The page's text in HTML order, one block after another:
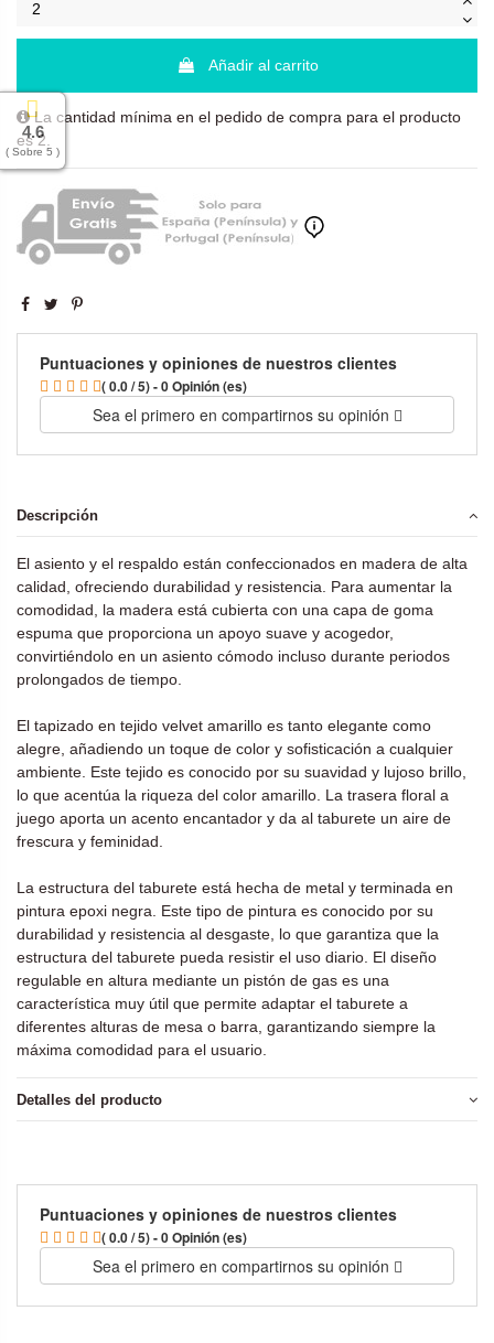
4.6
( Sobre 5 )
Añadir al carrito
La cantidad mínima en el pedido de compra para el producto
es 2.
Puntuaciones y opiniones de nuestros clientes
( 0.0 / 5) - 0 Opinión (es)
Sea el primero en compartirnos su opinión
Descripción
El asiento y el respaldo están confeccionados en madera de alta
calidad, ofreciendo durabilidad y resistencia. Para aumentar la
comodidad, la madera está cubierta con una capa de goma
espuma que proporciona un apoyo suave y acogedor,
convirtiéndolo en un asiento cómodo incluso durante periodos
prolongados de tiempo.
El tapizado en tejido velvet amarillo es tanto elegante como
alegre, añadiendo un toque de color y sofisticación a cualquier
ambiente. Este tejido es conocido por su suavidad y lujoso brillo,
lo que acentúa la riqueza del color amarillo. La trasera floral a
juego aporta un acento encantador y da al taburete un aire de
frescura y feminidad.
La estructura del taburete está hecha de metal y terminada en
pintura epoxi negra. Este tipo de pintura es conocido por su
durabilidad y resistencia al desgaste, lo que garantiza que la
estructura del taburete pueda resistir el uso diario. El diseño
regulable en altura mediante un pistón de gas es una
característica muy útil que permite adaptar el taburete a
diferentes alturas de mesa o barra, garantizando siempre la
máxima comodidad para el usuario.
Detalles del producto
Puntuaciones y opiniones de nuestros clientes
( 0.0 / 5) - 0 Opinión (es)
Sea el primero en compartirnos su opinión